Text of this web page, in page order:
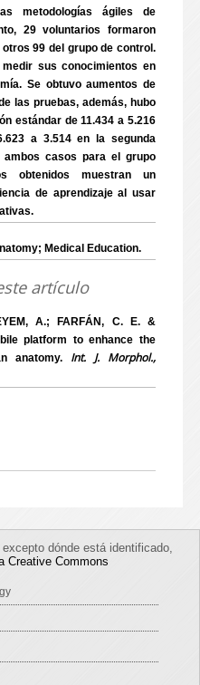
metodologías ágiles de
29 voluntarios formaron
99 del grupo de control.
sus conocimientos en
Se obtuvo aumentos de
las pruebas, además, hubo
estándar de 11.434 a 5.216
a 3.514 en la segunda
ambos casos para el grupo
obtenidos muestran un
de aprendizaje al usar
Medical Education.
artículo
A.; FARFÁN, C. E. &
platform to enhance the
anatomy. Int. J. Morphol.,
dónde está identificado,
Creative Commons